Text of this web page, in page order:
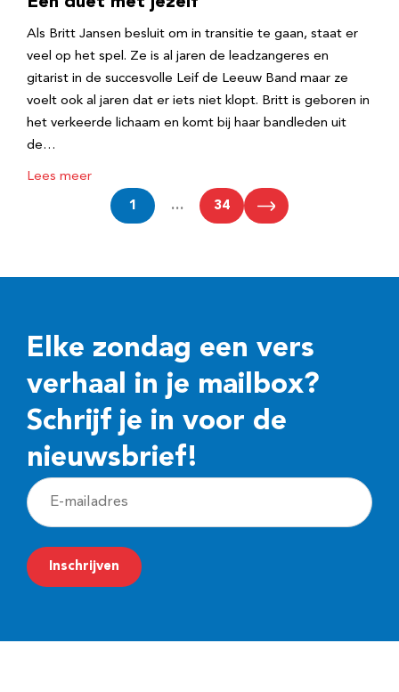
Als Britt Jansen besluit om in transitie te gaan, staat er
veel op het spel. Ze is al jaren de leadzangeres en
gitarist in de succesvolle Leif de Leeuw Band maar ze
voelt ook al jaren dat er iets niet klopt. Britt is geboren in
het verkeerde lichaam en komt bij haar bandleden uit
de…
Lees meer
1 … 34
Elke zondag een vers
verhaal in je mailbox?
Schrijf je in voor de
nieuwsbrief!
E
-
m
a
Inschrijven